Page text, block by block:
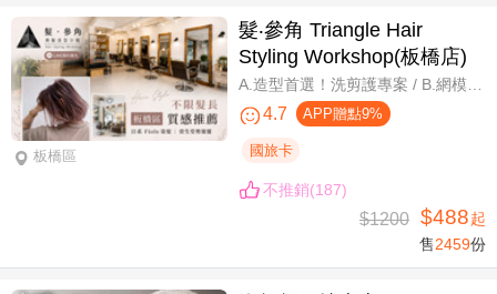
板橋區
髮‧參角 Triangle Hair
Styling Workshop(板橋店)
A.造型首選！洗剪護專案 / B.網模超質感！日系Fiole染護專案(不分長短，過腰另計) / C.簡單又有型！日系資生堂剪燙護專案(不限髮長) / D.回頭率滿分！Napla娜普菈溫塑剪燙護專案
4.7 APP贈點9%
國旅卡
不推銷(187)
$1200 $488起
售2459份